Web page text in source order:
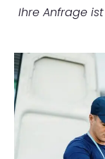
Ihre Anfrage